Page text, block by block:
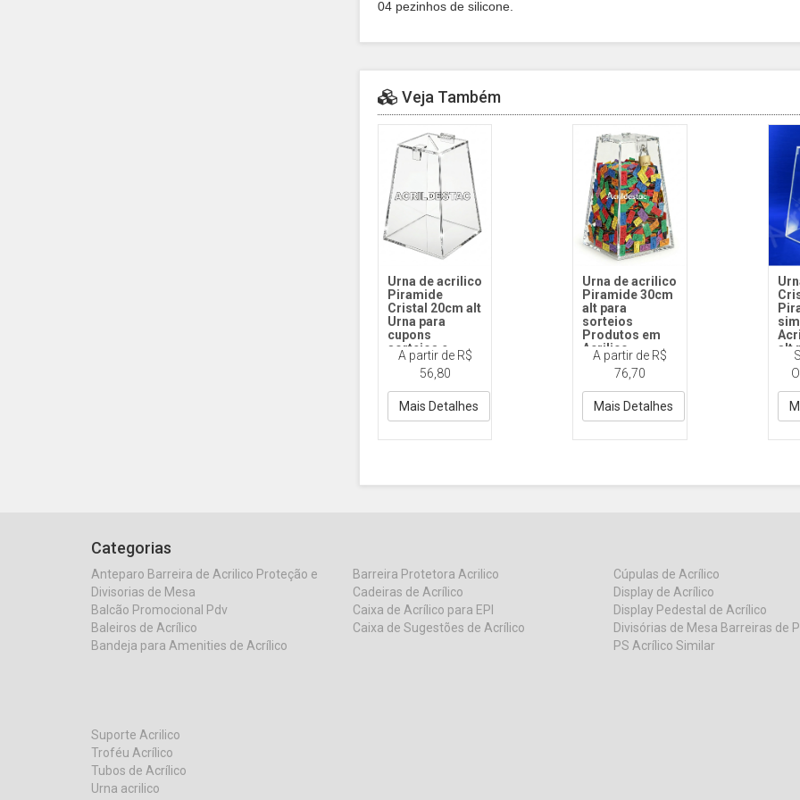
04 pezinhos de silicone.
Veja Também
Urna de acrilico
Piramide
Cristal 20cm alt
Urna para
cupons
sorteios e
eventos
ST111 20 CM X
2MM ESP
A partir de R$
56,80
Mais Detalhes
Urna de acrilico
Piramide 30cm
alt para
sorteios
Produtos em
Acrilico
ST111 30 CM X
2MM ESP
A partir de R$
76,70
Mais Detalhes
alt
Categorias
Anteparo Barreira de Acrilico Proteção e
Divisorias de Mesa
Balcão Promocional Pdv
Baleiros de Acrílico
Bandeja para Amenities de Acrílico
Barreira Protetora Acrilico
Cadeiras de Acrílico
Caixa de Acrílico para EPI
Caixa de Sugestões de Acrílico
Cúpulas de Acrílico
Display de Acrílico
Display Pedestal de Acrílico
Divisórias de Mesa Barreiras de
PS Acrílico Similar
Suporte Acrilico
Troféu Acrílico
Tubos de Acrílico
Urna acrilico